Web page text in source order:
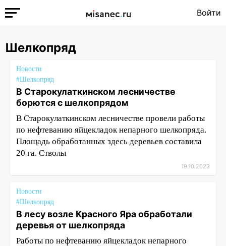
Войти
Шелкопряд
Новости
#Шелкопряд
В Старокулаткинском лесничестве
борются с шелкопрядом
В Старокулаткинском лесничестве провели работы
по нефтеванию яйцекладок непарного шелкопряда.
Площадь обработанных здесь деревьев составила
20 га. Стволы
19.10.2023
Новости
#Шелкопряд
В лесу возле Красного Яра обработали
деревья от шелкопряда
Работы по нефтеванию яйцекладок непарного